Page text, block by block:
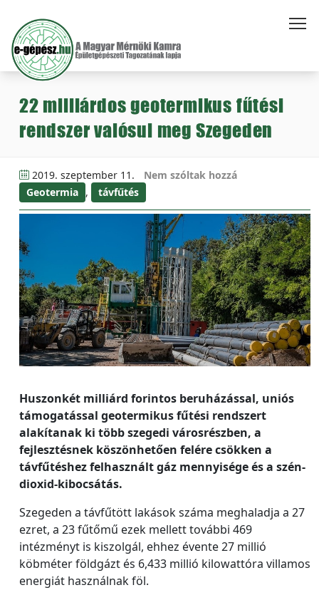
22 milliárdos geotermikus fűtési
rendszer valósul meg Szegeden
2019. szeptember 11.
Nem szóltak hozzá
Geotermia , távfűtés
Huszonkét milliárd forintos beruházással, uniós
támogatással geotermikus fűtési rendszert
alakítanak ki több szegedi városrészben, a
fejlesztésnek köszönhetően felére csökken a
távfűtéshez felhasznált gáz mennyisége és a szén-
dioxid-kibocsátás.
Szegeden a távfűtött lakások száma meghaladja a 27
ezret, a 23 fűtőmű ezek mellett további 469
intézményt is kiszolgál, ehhez évente 27 millió
köbméter földgázt és 6,433 millió kilowattóra villamos
energiát használnak föl.